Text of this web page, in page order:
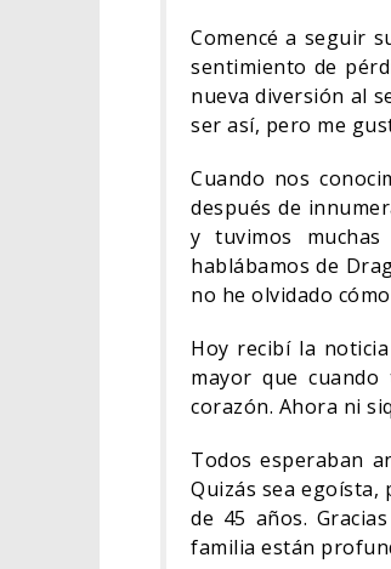
Comencé a seguir
sentimiento de
nueva diversión al
ser así, pero me
Cuando nos
después de
y tuvimos
hablábamos de
no he olvidado
Hoy recibí la
mayor que
corazón. Ahora ni
Todos esperaban
Quizás sea
de 45 años.
familia están